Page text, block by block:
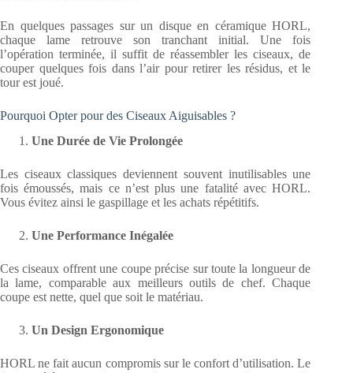
En quelques passages sur un disque en céramique HORL,
chaque lame retrouve son tranchant initial. Une fois
l’opération terminée, il suffit de réassembler les ciseaux, de
couper quelques fois dans l’air pour retirer les résidus, et le
tour est joué.
Pourquoi Opter pour des Ciseaux Aiguisables ?
Une Durée de Vie Prolongée
Les ciseaux classiques deviennent souvent inutilisables une
fois émoussés, mais ce n’est plus une fatalité avec HORL.
Vous évitez ainsi le gaspillage et les achats répétitifs.
Une Performance Inégalée
Ces ciseaux offrent une coupe précise sur toute la longueur de
la lame, comparable aux meilleurs outils de chef. Chaque
coupe est nette, quel que soit le matériau.
Un Design Ergonomique
HORL ne fait aucun compromis sur le confort d’utilisation. Le